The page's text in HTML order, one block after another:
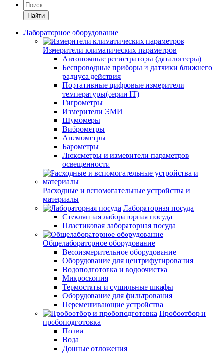
Найти
Лабораторное оборудование
Измерители климатических параметров
Автономные регистраторы (даталоггеры)
Беспроводные приборы и датчики ближнего
радиуса действия
Портативные цифровые измерители
температуры(серии IT)
Гигрометры
Измерители ЭМИ
Шумомеры
Виброметры
Анемометры
Барометры
Люксметры и измерители параметров
освещенности
Расходные и вспомогательные устройства и
материалы
Лабораторная посуда
Стеклянная лабораторная посуда
Пластиковая лабораторная посуда
Общелабораторное оборудование
Весоизмерительное оборудование
Оборудование для центрифугирования
Водоподготовка и водоочистка
Микроскопия
Термостаты и сушильные шкафы
Оборудование для фильтрования
Перемешивающие устройства
Пробоотбор и
пробоподготовка
Почва
Вода
Донные отложения